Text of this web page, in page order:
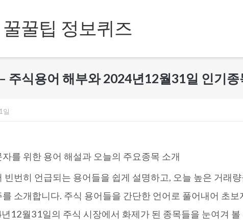
꿀팁 정보퀴즈
주식용어 해부와 2024년12월31일 인기종
일
를 위한 용어 해설과 오늘의 주요종목 소개
빈번히 언급되는 용어들을 쉽게 설명하고, 오늘 높은 거래
를 소개합니다. 주식 용어들을 간단한 언어로 풀어내어 초보
12월31일의 주식 시장에서 화제가 된 종목들을 눈여겨 볼